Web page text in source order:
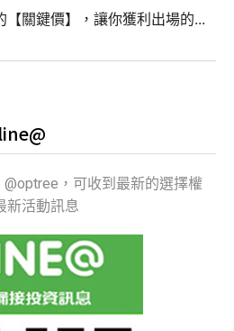
關鍵價】，讓你獲利出場的...
，可收到最新的選擇權
新活動訊息